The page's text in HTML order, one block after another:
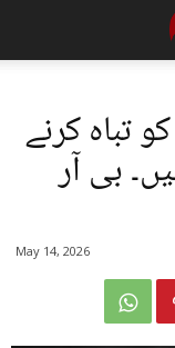
تباہ کرنے
بی آر
May 14, 2026